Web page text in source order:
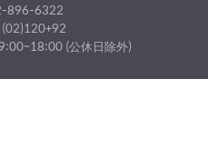
896-6322
(公休日除外)